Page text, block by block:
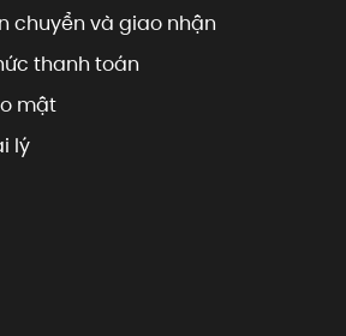
chuyển và giao nhận
thanh toán
mật
lý